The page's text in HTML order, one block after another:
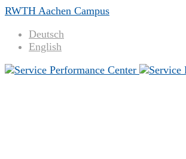
RWTH Aachen Campus
Deutsch
English